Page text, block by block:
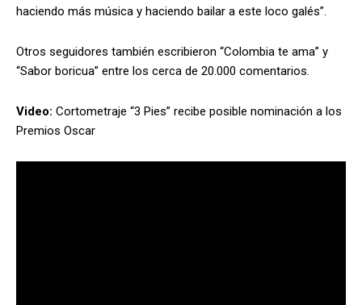
haciendo más música y haciendo bailar a este loco galés”.
Otros seguidores también escribieron “Colombia te ama” y
“Sabor boricua” entre los cerca de 20.000 comentarios.
Video: Cortometraje “3 Pies” recibe posible nominación a los
Premios Oscar